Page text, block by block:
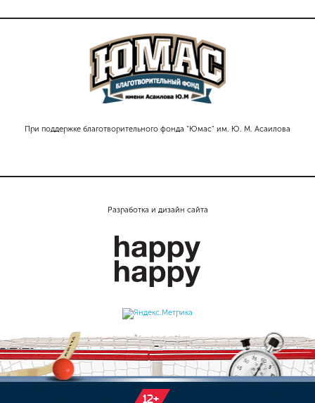
При поддержке благотворительного фонда "Юмас" им. Ю. М. Асаилова
Разработка и дизайн сайта
12+